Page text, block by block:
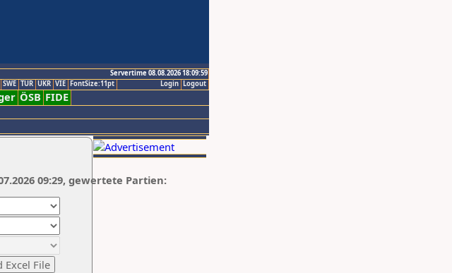
Servertime 08.08.2026 18:09:59
Logout
Login
SWE TUR UKR VIE FontSize:11pt
ÖSB FIDE
09:29, gewertete Partien: